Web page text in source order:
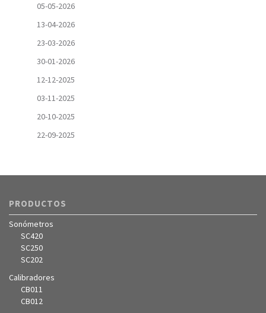
05-05-2026
13-04-2026
23-03-2026
30-01-2026
12-12-2025
03-11-2025
20-10-2025
22-09-2025
PRODUCTOS
Sonómetros
SC420
SC250
SC202
Calibradores
CB011
CB012